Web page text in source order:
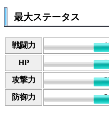
最大ステータス
戦闘力
HP
攻撃力
防御力